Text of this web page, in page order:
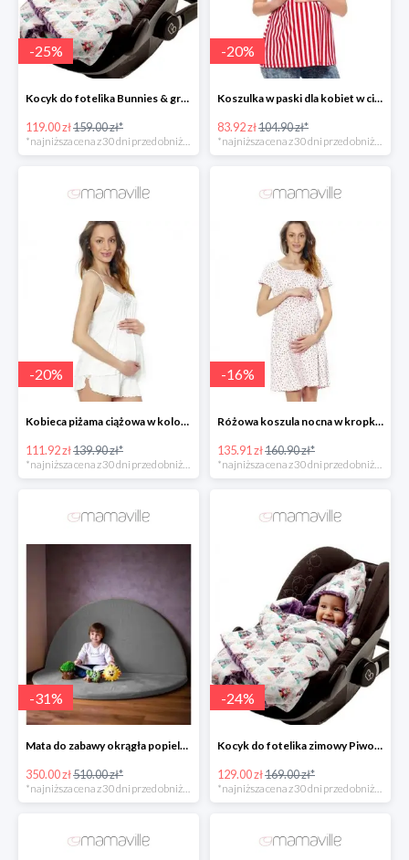
-25%
Kocyk do fotelika Bunnies & grey dots -25%
119.00 zł159.00 zł*
-20%
Koszulka w paski dla kobiet w ciąży i kobiet karmiących -20%
83.92 zł104.90 zł*
-20%
Kobieca piżama ciążowa w kolorze białym -20%
111.92 zł139.90 zł*
*najniższa cena z 30 dni przed obniżką
-16%
Różowa koszula nocna w kropki dla kobiet w ciąży -20%
135.91 zł160.90 zł*
*najniższa cena z 30 dni przed obniżką
-31%
Mata do zabawy okrągła popielata MAŁPISZON -31%
350.00 zł510.00 zł*
-24%
Kocyk do fotelika zimowy Piwonie/ Peonie Mi Bebe -23%
129.00 zł169.00 zł*